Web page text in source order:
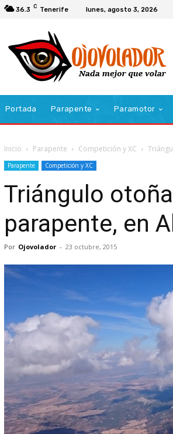
36.3 C Tenerife lunes, agosto 3, 2026
Portada Parapente Paramotor
Inicio Parapente Competición y XC
Parapente Competición y XC
Triángulo
parapente, en
Por Ojovolador - 23 octubre, 2015